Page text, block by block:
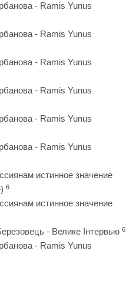
- Ramis Yunus
- Ramis Yunus
- Ramis Yunus
- Ramis Yunus
- Ramis Yunus
- Ramis Yunus
истинное значение
6
истинное значение
- Велике Інтервью 6
- Ramis Yunus